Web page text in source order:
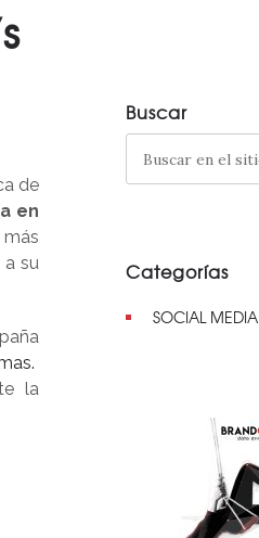
de
en
más
a su
la
Buscar
Categorías
SOCIAL MEDIA